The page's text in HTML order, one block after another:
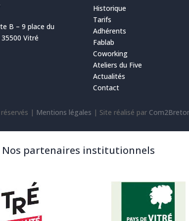
B – 9 place du
Vitré
Historique
Tarifs
Adhérents
Fablab
Coworking
Ateliers du Five
Actualités
Contact
| Mentions légales | Site réalisé par
Nos partenaires institutionnels